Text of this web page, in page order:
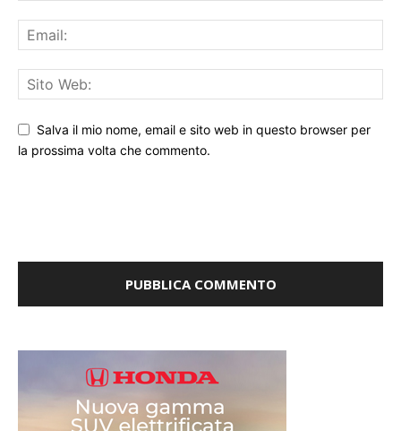
Salva il mio nome, email e sito web in questo browser per
la prossima volta che commento.